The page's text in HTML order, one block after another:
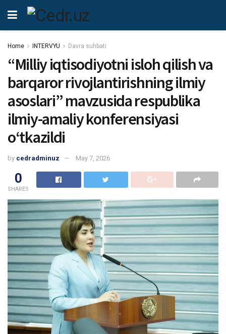
Home INTERVYU Davra suhbati
“Milliy iqtisodiyotni isloh qilish va
barqaror rivojlantirishning ilmiy
asoslari” mavzusida respublika
ilmiy-amaliy konferensiyasi
oʻtkazildi
by cedradminuz May 7, 2026
0
SHARES